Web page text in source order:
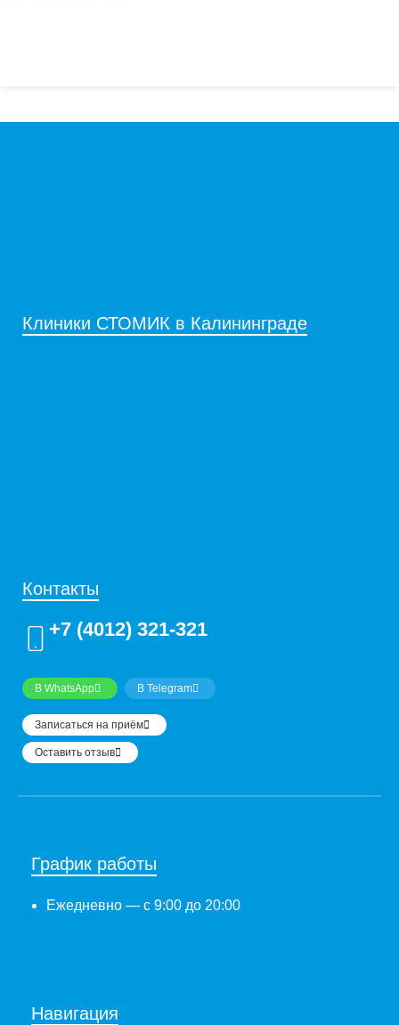
Клиники СТОМИК в Калининграде
Контакты
+7 (4012) 321-321
В WhatsApp В Telegram
Записаться на приём
Оставить отзыв
График работы
Ежедневно — с 9:00 до 20:00
Навигация